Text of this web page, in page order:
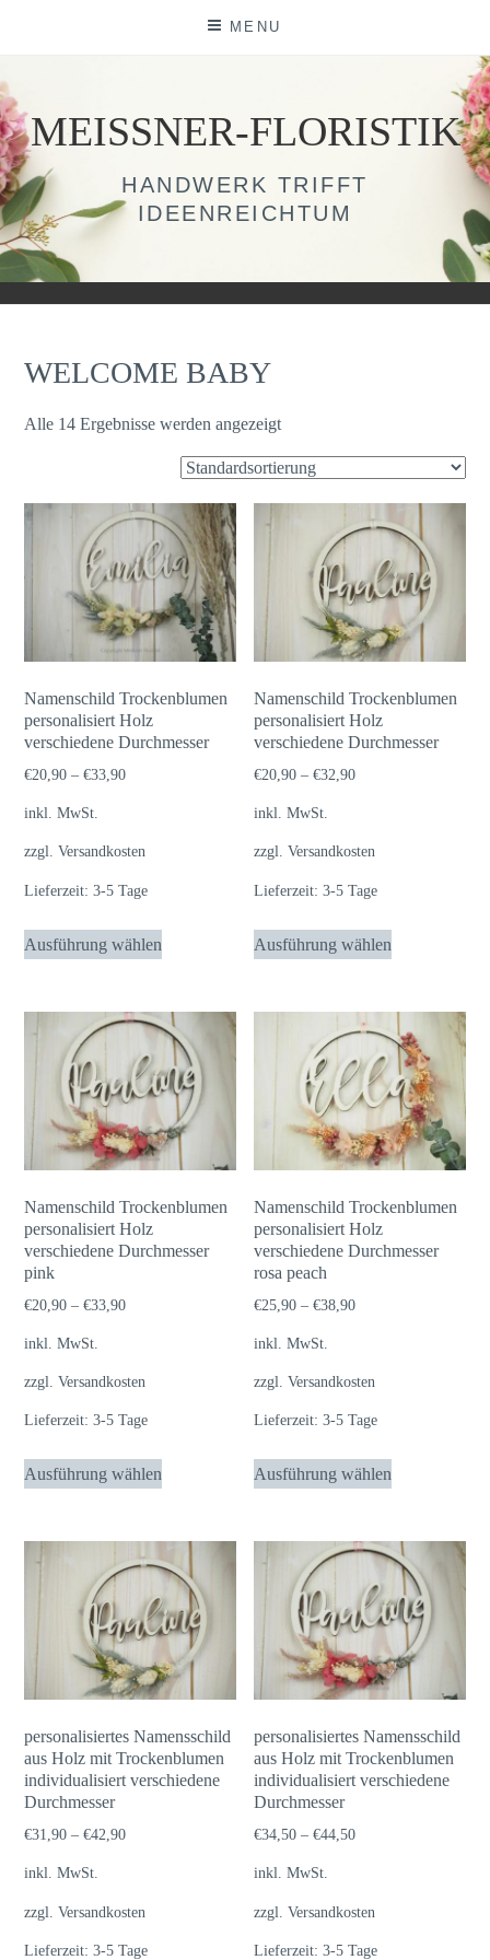
MENU
MEISSNER-FLORISTIK
HANDWERK TRIFFT
IDEENREICHTUM
WELCOME BABY
Alle 14 Ergebnisse werden angezeigt
Namenschild Trockenblumen
personalisiert Holz
verschiedene Durchmesser
€20,90 –€33,90
inkl. MwSt.
zzgl.Versandkosten
Lieferzeit:3-5 Tage
Ausführung wählen
Dieses
Produkt
mehrere
Varianten
auf.
Die
Optionen
können
Produktseite
Namenschild Trockenblumen
personalisiert Holz
verschiedene Durchmesser
€20,90 –€32,90
inkl. MwSt.
zzgl.Versandkosten
Lieferzeit:3-5 Tage
Ausführung wählen
Dieses
Produkt
mehrere
Varianten
auf.
Die
Optionen
können
Produktseite
Namenschild Trockenblumen
personalisiert Holz
verschiedene Durchmesser
pink
€20,90 –€33,90
inkl. MwSt.
zzgl.Versandkosten
Lieferzeit:3-5 Tage
Ausführung wählen
Dieses
Produkt
mehrere
Varianten
auf.
Die
Optionen
können
der
Produktseite
Namenschild Trockenblumen
personalisiert Holz
verschiedene Durchmesser
rosa peach
€25,90 –€38,90
inkl. MwSt.
zzgl.Versandkosten
Lieferzeit:3-5 Tage
Ausführung wählen
Dieses
Produkt
mehrere
Varianten
auf.
Die
Optionen
können
der
Produktseite
personalisiertes Namensschild
aus Holz mit Trockenblumen
individualisiert verschiedene
Durchmesser
€31,90 –€42,90
inkl. MwSt.
zzgl.Versandkosten
Lieferzeit:3-5 Tage
personalisiertes Namensschild
aus Holz mit Trockenblumen
individualisiert verschiedene
Durchmesser
€34,50 –€44,50
inkl. MwSt.
zzgl.Versandkosten
Lieferzeit:3-5 Tage